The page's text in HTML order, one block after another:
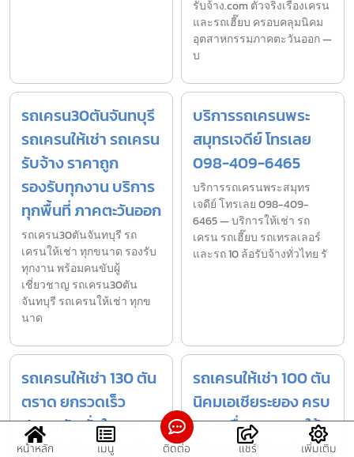
รับจ้าง.com ตัวจริงเรื่องเครน
และรถเฮี๊ยบ ครอบคลุมนิคม
อุตสาหกรรมภาคตะวันออก —
บ
รถเครน30ตันจันทบุรี
รถเครนให้เช่า รถเครน
รับจ้าง ราคาถูก
รองรับทุกงาน บริการ
ทุกพื้นที่ ภาคตะวันออก
รถเครน30ตันจันทบุรี รถ
เครนให้เช่า ทุกขนาด รองรับ
ทุกงาน พร้อมคนขับผู้
เชี่ยวชาญ รถเครน30ตัน
จันทบุรี รถเครนให้เช่า ทุกข
นาด
บริการรถเครนพระ
สมุทรเจดีย์ โทรเลย
098-409-6465
บริการรถเครนพระสมุทร
เจดีย์ โทรเลย 098-409-
6465 — บริการให้เช่า รถ
เครน รถเฮี๊ยบ รถเทรลเลอร์
และรถ 10 ล้อรับจ้างทั่วไทย รั
รถเครนให้เช่า 130 ตัน
ตราด ยกรวดเร็ว
ปลอดภัย มั่นใจ รถ
เครนรับจ้าง.com ตัว
รถเครนให้เช่า 100 ตัน
นิคมเอเชียระยอง ครบ
วงจรเรื่องรถเครนให้
เช่าและรถเฮี๊ยบรับจ้าง
หน้าหลัก เมนู ติดต่อ แชร์ เพิ่มเติม